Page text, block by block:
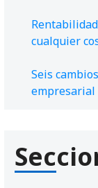
cualquier
Seis
empresarial